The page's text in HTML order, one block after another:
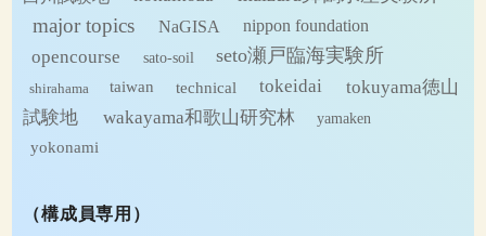
major topics NaGISA nippon foundation
opencourse sato-soil seto瀬戸臨海実験所
shirahama taiwan technical tokeidai
tokuyama徳山
試験地
wakayama和歌山研究林
yamaken
yokonami
（構成員専用）